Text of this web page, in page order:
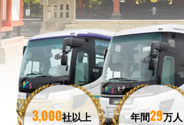
3,000社以上
年間29万人